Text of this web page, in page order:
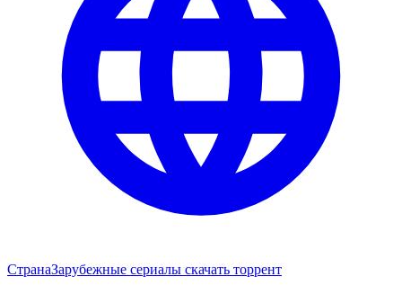
СтранаЗарубежные сериалы скачать торрент